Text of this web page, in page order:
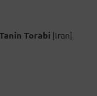
Torabi |Iran|